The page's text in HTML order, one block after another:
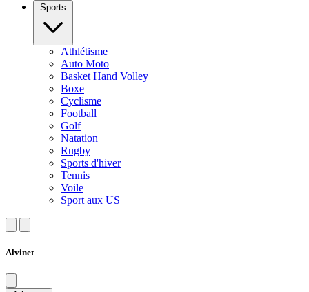
Sports
Athlétisme
Auto Moto
Basket Hand Volley
Boxe
Cyclisme
Football
Golf
Natation
Rugby
Sports d'hiver
Tennis
Voile
Sport aux US
Alvinet